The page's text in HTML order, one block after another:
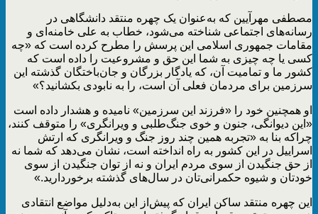
مصطفی مهرآیین که به‌عنوان یک چهره منتقد دانشگاهی در
رسانه‌های اجتماعی شناخته می‌شود، خطاب به علی خامنه‌ای و
مقامات جمهوری اسلامی این پرسش را مطرح کرده است که «چه
کسی یا چه چیزی به شما این حق و مشروعیت را داده است که
کشور ما و تمامیت آن، که یادگار بزرگان و جان‌باختگان گذشته‌ این
سرزمین برای مردمان فعلی آن است، را به نابودی بکشانید؟»
او همچنین خود را «فرزند این سرزمین» نامیده و هشدار داده است
«این دیوانگی، جنون و خوی جنگ‌طلبی و ویرانگری» را متوقف کنند،
چراکه بنا به «تجربه‌ همین چند روز جنگ و ویرانگری که ارتش
اسراییل در این کشور به راه انداخته است، نشان می‌دهد که شما نه
از حق جنگیدن از سوی مردم ایران و نه از توان جنگیدن از سوی
خودتان و شیوه‌ حکمرانی‌تان در سال‌های گذشته برخوردارید.»
این چهره منتقد ساکن ایران که پیش‌از این به‌دلیل مواضع انتقادی